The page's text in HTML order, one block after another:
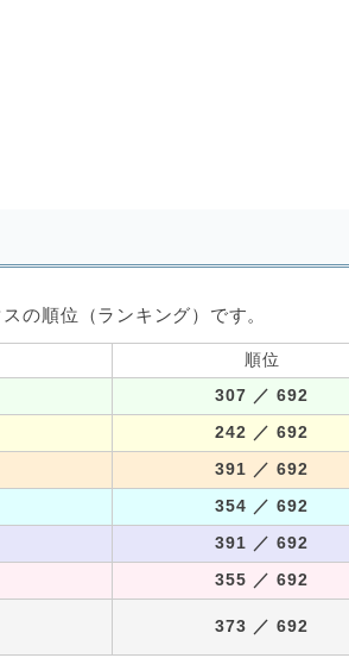
の順位（ランキング）です。
順位
307 ／ 692
242 ／ 692
391 ／ 692
354 ／ 692
391 ／ 692
355 ／ 692
373 ／ 692